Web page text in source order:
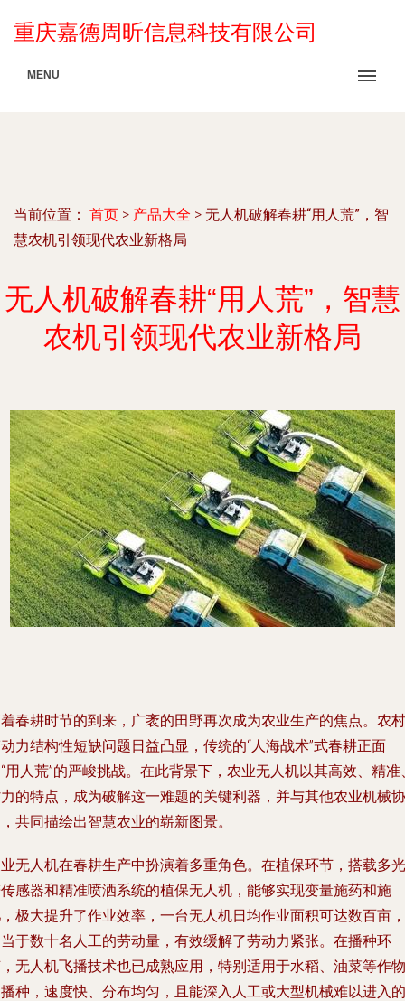
重庆嘉德周昕信息科技有限公司
MENU
当前位置： 首页 > 产品大全 > 无人机破解春耕“用人荒”，智
慧农机引领现代农业新格局
无人机破解春耕“用人荒”，智慧
农机引领现代农业新格局
春耕时节的到来，广袤的田野再次成为农业生产的焦点。农村
力结构性短缺问题日益凸显，传统的“人海战术”式春耕正面
用人荒”的严峻挑战。在此背景下，农业无人机以其高效、精准
的特点，成为破解这一难题的关键利器，并与其他农业机械协
共同描绘出智慧农业的崭新图景。
无人机在春耕生产中扮演着多重角色。在植保环节，搭载多光
感器和精准喷洒系统的植保无人机，能够实现变量施药和施
极大提升了作业效率，一台无人机日均作业面积可达数百亩，
于数十名人工的劳动量，有效缓解了劳动力紧张。在播种环
无人机飞播技术也已成熟应用，特别适用于水稻、油菜等作物
种，速度快、分布均匀，且能深入人工或大型机械难以进入的